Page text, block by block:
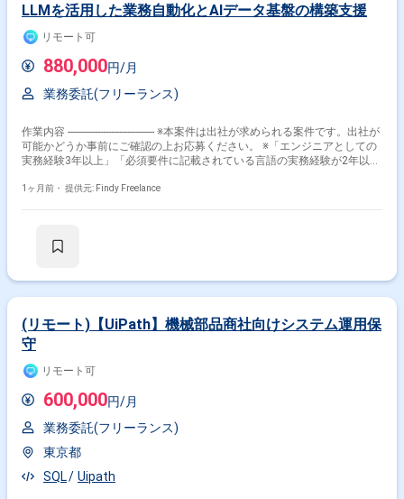
LLMを活用した業務自動化とAIデータ基盤の構築支援
リモート可
880,000円/月
業務委託(フリーランス)
作業内容 -------------------------------- ※本案件は出社が求められる案件です。出社が
可能かどうか事前にご確認の上お応募ください。 ※「エンジニアとしての
実務経験3年以上」「必須要件に記載されている言語の実務経験が2年以
本語が母国語の方」の方が対象です ※20代〜40代の経験者が望ましい案件
件把握、アーキテクチャ検討 - 今後のサービス全体を見据えての技術的な
1ヶ月前・ 提供元: Findy Freelance
(リモート)【UiPath】機械部品商社向けシステム運用保
守
リモート可
600,000円/月
業務委託(フリーランス)
東京都
SQL
Uipath